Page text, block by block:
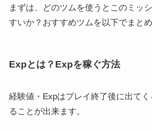
まずは、どのツムを使うとこのミッ
すいか？おすすめツムを以下でまとめ
Expとは？Expを稼ぐ方法
経験値・Expはプレイ終了後に出て
ることが出来ます。